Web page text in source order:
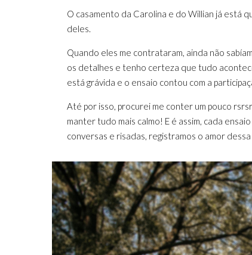
O casamento da Carolina e do Willian já está
deles.
Quando eles me contrataram, ainda não
os detalhes e tenho certeza que tudo
está grávida e o ensaio contou com a
Até por isso, procurei me conter um pouco
manter tudo mais calmo! E é assim, cada
conversas e risadas, registramos o amor dessa